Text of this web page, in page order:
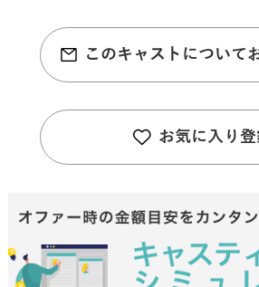
このキャストについて
お気に入り